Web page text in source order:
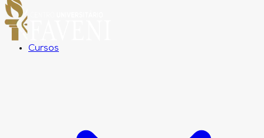
Cursos